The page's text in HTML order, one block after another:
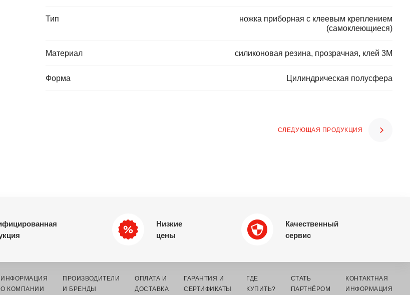
Тип
ножка приборная с клеевым креплением
(самоклеющиеся)
Материал силиконовая резина, прозрачная, клей 3М
Форма Цилиндрическая полусфера
СЛЕДУЮЩАЯ ПРОДУКЦИЯ
Низкие
цены
Качественный
сервис
ИНФОРМАЦИЯ
О КОМПАНИИ
ПРОИЗВОДИТЕЛИ
И БРЕНДЫ
ОПЛАТА И
ДОСТАВКА
ГАРАНТИЯ И
СЕРТИФИКАТЫ
ГДЕ
КУПИТЬ?
СТАТЬ
ПАРТНЁРОМ
КОНТАКТНАЯ
ИНФОРМАЦИЯ